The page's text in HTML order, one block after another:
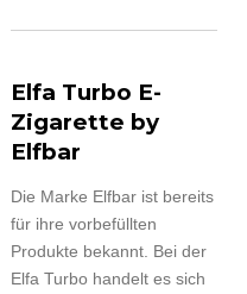
Elfa Turbo E-
Zigarette by
Elfbar
Die Marke Elfbar ist bereits
für ihre vorbefüllten
Produkte bekannt. Bei der
Elfa Turbo handelt es sich